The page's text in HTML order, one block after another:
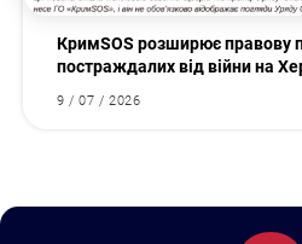
КримSOS розширює правову
постраждалих від війни на
9 / 07 / 2026